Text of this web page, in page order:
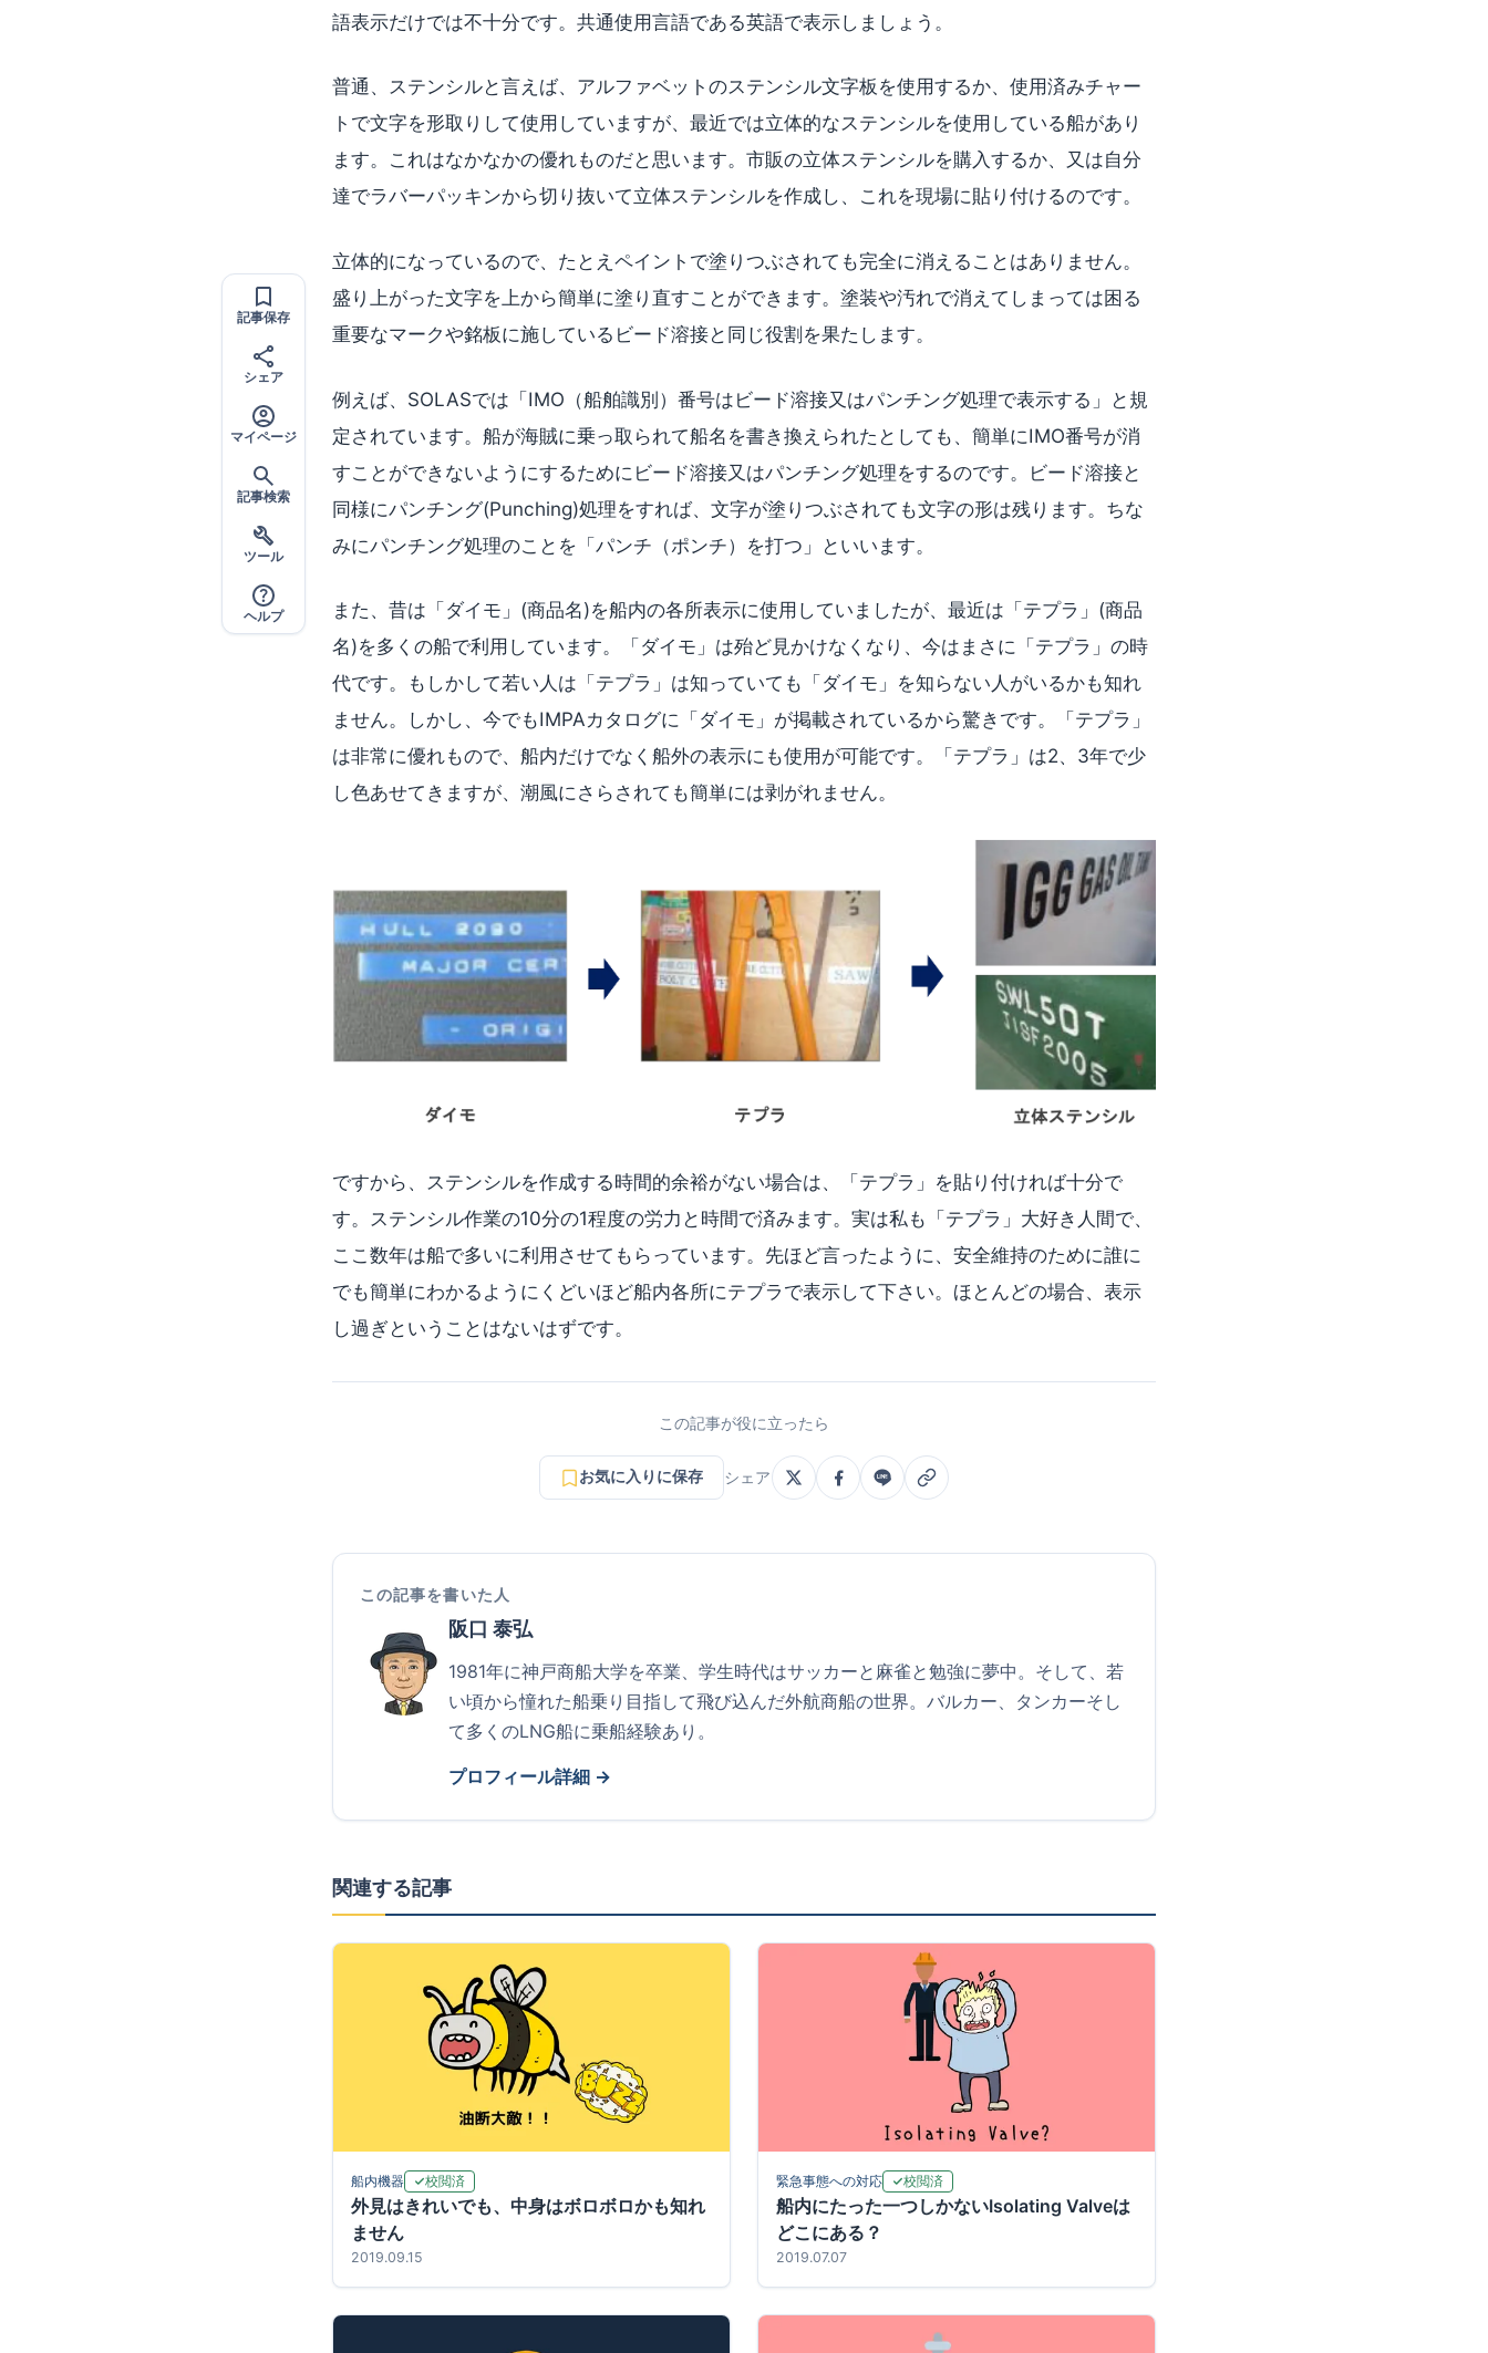
記事保存
シェア
マイページ
記事検索
ツール
ヘルプ
語表示だけでは不十分です。共通使用言語である英語で表示しましょう。
普通、ステンシルと言えば、アルファベットのステンシル文字板を使用するか、使用済みチャー
トで文字を形取りして使用していますが、最近では立体的なステンシルを使用している船があり
ます。これはなかなかの優れものだと思います。市販の立体ステンシルを購入するか、又は自分
達でラバーパッキンから切り抜いて立体ステンシルを作成し、これを現場に貼り付けるのです。
立体的になっているので、たとえペイントで塗りつぶされても完全に消えることはありません。
盛り上がった文字を上から簡単に塗り直すことができます。塗装や汚れで消えてしまっては困る
重要なマークや銘板に施しているビード溶接と同じ役割を果たします。
例えば、SOLASでは「IMO（船舶識別）番号はビード溶接又はパンチング処理で表示する」と規
定されています。船が海賊に乗っ取られて船名を書き換えられたとしても、簡単にIMO番号が消
すことができないようにするためにビード溶接又はパンチング処理をするのです。ビード溶接と
同様にパンチング(Punching)処理をすれば、文字が塗りつぶされても文字の形は残ります。ちな
みにパンチング処理のことを「パンチ（ポンチ）を打つ」といいます。
また、昔は「ダイモ」(商品名)を船内の各所表示に使用していましたが、最近は「テプラ」(商品
名)を多くの船で利用しています。「ダイモ」は殆ど見かけなくなり、今はまさに「テプラ」の時
代です。もしかして若い人は「テプラ」は知っていても「ダイモ」を知らない人がいるかも知れ
ません。しかし、今でもIMPAカタログに「ダイモ」が掲載されているから驚きです。「テプラ」
は非常に優れもので、船内だけでなく船外の表示にも使用が可能です。「テプラ」は2、3年で少
し色あせてきますが、潮風にさらされても簡単には剥がれません。
ですから、ステンシルを作成する時間的余裕がない場合は、「テプラ」を貼り付ければ十分で
す。ステンシル作業の10分の1程度の労力と時間で済みます。実は私も「テプラ」大好き人間で、
ここ数年は船で多いに利用させてもらっています。先ほど言ったように、安全維持のために誰に
でも簡単にわかるようにくどいほど船内各所にテプラで表示して下さい。ほとんどの場合、表示
し過ぎということはないはずです。
この記事が役に立ったら
お気に入りに保存 シェア
この記事を書いた人
阪口 泰弘
1981年に神戸商船大学を卒業、学生時代はサッカーと麻雀と勉強に夢中。そして、若
い頃から憧れた船乗り目指して飛び込んだ外航商船の世界。バルカー、タンカーそし
て多くのLNG船に乗船経験あり。
プロフィール詳細 →
関連する記事
船内機器 校閲済
外見はきれいでも、中身はボロボロかも知れ
ません
2019.09.15
緊急事態への対応 校閲済
船内にたった一つしかないIsolating Valveは
どこにある？
2019.07.07